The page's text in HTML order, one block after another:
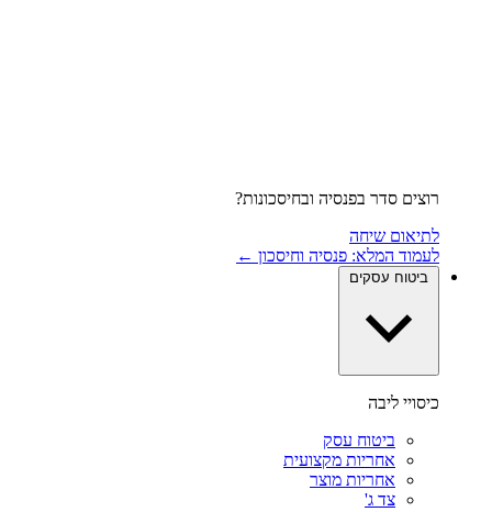
רוצים סדר בפנסיה ובחיסכונות?
לתיאום שיחה
לעמוד המלא: פנסיה וחיסכון ←
ביטוח עסקים
כיסויי ליבה
ביטוח עסק
אחריות מקצועית
אחריות מוצר
צד ג'